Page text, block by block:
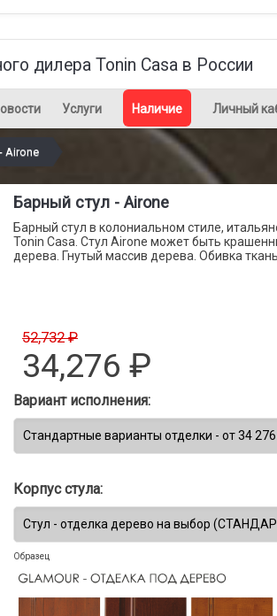
дилера Tonin Casa в России
Услуги Наличие Личный
Airone
Барный стул - Airone
Барный стул в колониальном стиле,
Tonin Casa. Стул Airone может быть
дерева. Гнутый массив дерева. Обивка
52,732 ₽
34,276 ₽
Вариант исполнения:
Корпус стула:
Образец